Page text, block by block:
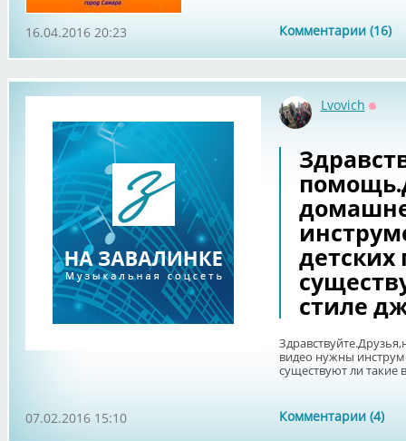
Комментарии (16)
16.04.2016 20:23
Lvovich
детских
стиле
видео нужны
существуют ли такие
Комментарии (4)
07.02.2016 15:10